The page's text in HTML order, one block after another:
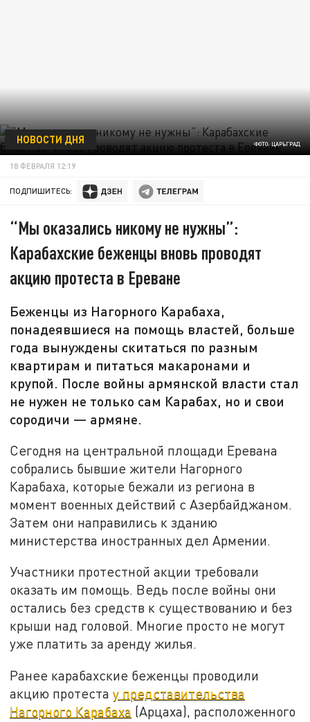
ФОТО: ЦАРЬГРАД
НОВОСТИ ДНЯ
18 ФЕВРАЛЯ 12:19
ПОДПИШИТЕСЬ:
“Мы оказались никому не нужны”:
Карабахские беженцы вновь проводят
акцию протеста в Ереване
Беженцы из Нагорного Карабаха,
понадеявшиеся на помощь властей, больше
года вынуждены скитаться по разным
квартирам и питаться макаронами и
крупой. После войны армянской власти стал
не нужен не только сам Карабах, но и свои
сородичи — армяне.
Сегодня на центральной площади Еревана
собрались бывшие жители Нагорного
Карабаха, которые бежали из региона в
момент военных действий с Азербайджаном.
Затем они направились к зданию
министерства иностранных дел Армении.
Участники протестной акции требовали
оказать им помощь. Ведь после войны они
остались без средств к существованию и без
крыши над головой. Многие просто не могут
уже платить за аренду жилья.
Ранее карабахские беженцы проводили
акцию протестау представительства
Нагорного Карабаха (Арцаха), расположенного